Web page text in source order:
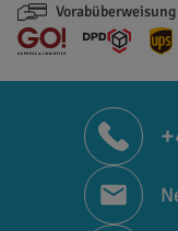
Vorabüberweisung